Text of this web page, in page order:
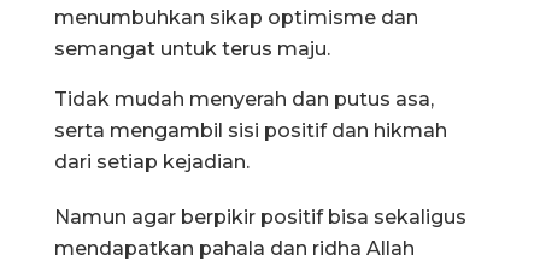
menumbuhkan sikap optimisme dan
semangat untuk terus maju.
Tidak mudah menyerah dan putus asa,
serta mengambil sisi positif dan hikmah
dari setiap kejadian.
Namun agar berpikir positif bisa sekaligus
mendapatkan pahala dan ridha Allah